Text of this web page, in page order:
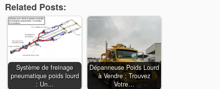
Related Posts:
Système de freinage
pneumatique poids lourd
: Un…
Dépanneuse Poids Lourd
à Vendre : Trouvez
Votre…